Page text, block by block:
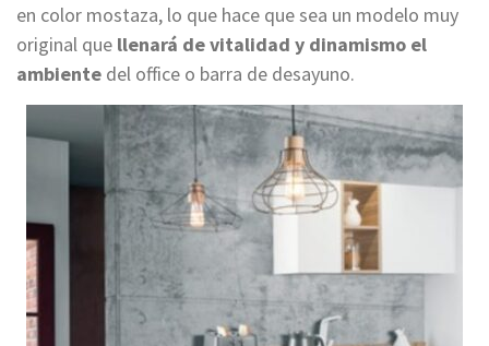
en color mostaza, lo que hace que sea un modelo muy
original que llenará de vitalidad y dinamismo el
ambiente del office o barra de desayuno.